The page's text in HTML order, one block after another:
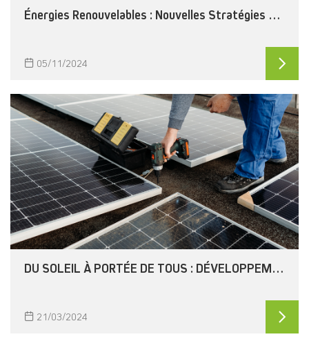
Énergies Renouvelables : Nouvelles Stratégies pour l’Électricité Solaire en Algérie
05/11/2024
DU SOLEIL À PORTÉE DE TOUS : DÉVELOPPEMENT DU CADRE RÉGLEMENTAIRE RÉGISSANT LES INSTALLATIONS SOLAIRES PHOTOVOLTAÏQUES DE PETITE PUISSANCE
21/03/2024